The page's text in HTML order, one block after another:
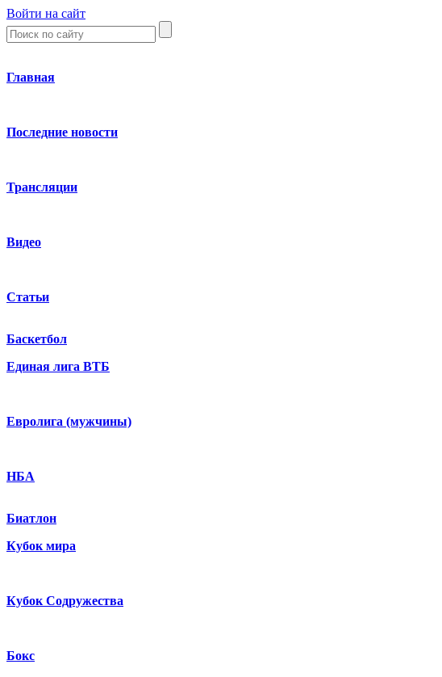
Войти на сайт
Главная
Последние новости
Трансляции
Видео
Статьи
Баскетбол
Единая лига ВТБ
Евролига (мужчины)
НБА
Биатлон
Кубок мира
Кубок Содружества
Бокс